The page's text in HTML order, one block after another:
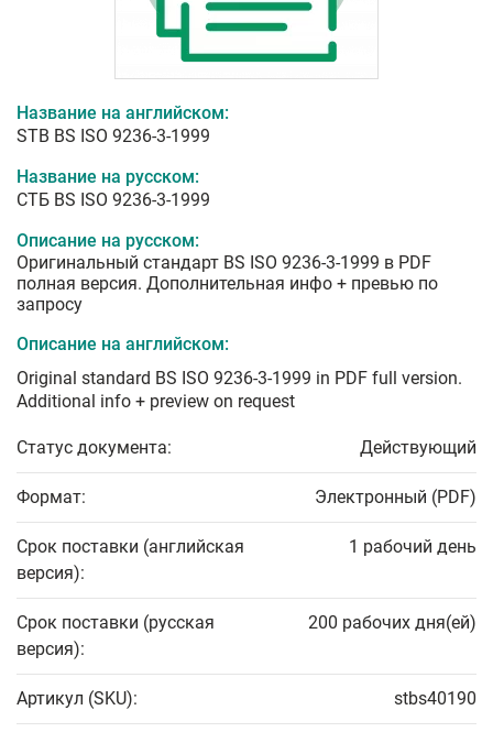
Название на английском:
STB BS ISO 9236-3-1999
Название на русском:
СТБ BS ISO 9236-3-1999
Описание на русском:
Оригинальный стандарт BS ISO 9236-3-1999 в PDF
полная версия. Дополнительная инфо + превью по
запросу
Описание на английском:
Original standard BS ISO 9236-3-1999 in PDF full version.
Additional info + preview on request
Статус документа: Действующий
Формат: Электронный (PDF)
Срок поставки (английская
версия):
1 рабочий день
Срок поставки (русская
версия):
200 рабочих дня(ей)
Артикул (SKU): stbs40190